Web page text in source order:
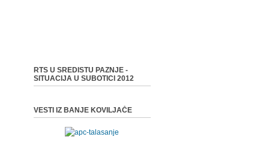
RTS U SREDISTU PAZNJE -
SITUACIJA U SUBOTICI 2012
VESTI IZ BANJE KOVILJAČE